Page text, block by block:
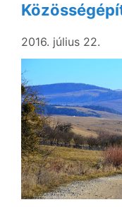
2016. július 22.